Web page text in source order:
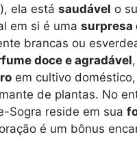
ela está saudável o
em si é uma surpresa
brancas ou
doce e agradável
em cultivo
de plantas. No
Sogra reside em sua
é um bônus